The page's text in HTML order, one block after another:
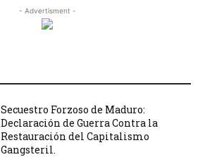
- Advertisment -
Secuestro Forzoso de Maduro:
Declaración de Guerra Contra la
Restauración del Capitalismo
Gangsteril.